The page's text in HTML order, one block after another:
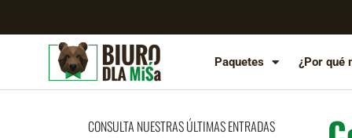
Paquetes ¿Por qué
CONSULTA NUESTRAS ÚLTIMAS ENTRADAS